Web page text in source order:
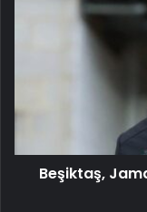
Beşiktaş,